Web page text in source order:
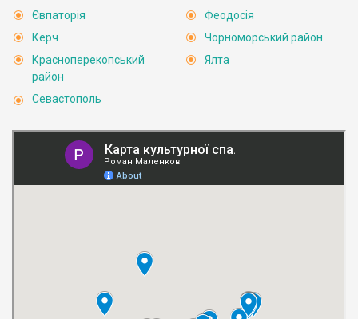
Євпаторія
Керч
Красноперекопський
район
Севастополь
Феодосія
Чорноморський район
Ялта